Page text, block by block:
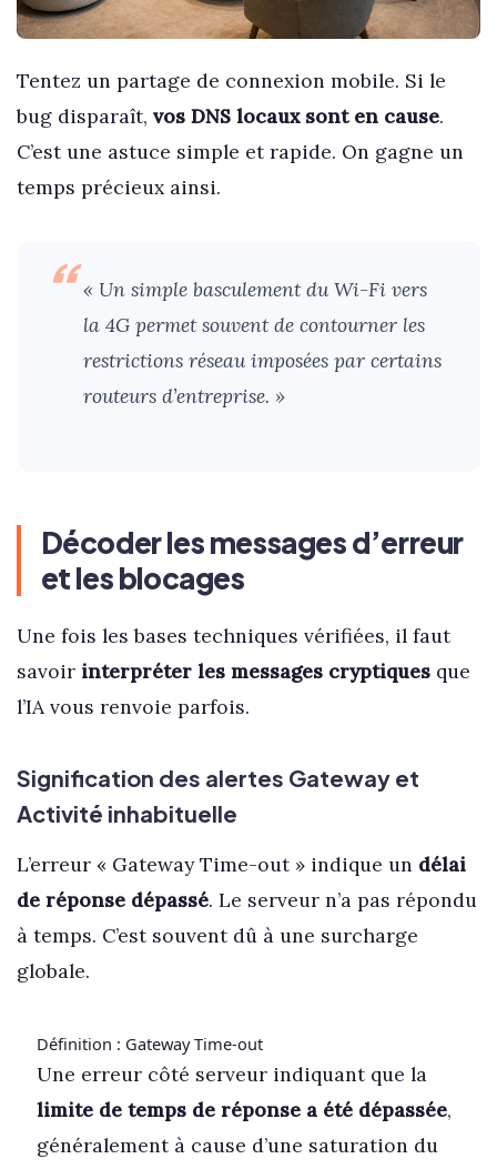
Tentez un partage de connexion mobile. Si le
bug disparaît, vos DNS locaux sont en cause.
C’est une astuce simple et rapide. On gagne un
temps précieux ainsi.
« Un simple basculement du Wi-Fi vers
la 4G permet souvent de contourner les
restrictions réseau imposées par certains
routeurs d’entreprise. »
Décoder les messages d’erreur
et les blocages
Une fois les bases techniques vérifiées, il faut
savoir interpréter les messages cryptiquesque
l’IA vous renvoie parfois.
Signification des alertes Gateway et
Activité inhabituelle
L’erreur « Gateway Time-out » indique un délai
de réponse dépassé. Le serveur n’a pas répondu
à temps. C’est souvent dû à une surcharge
globale.
Définition : Gateway Time-out
Une erreur côté serveur indiquant que la
limite de temps de réponse a été dépassée,
généralement à cause d’une saturation du